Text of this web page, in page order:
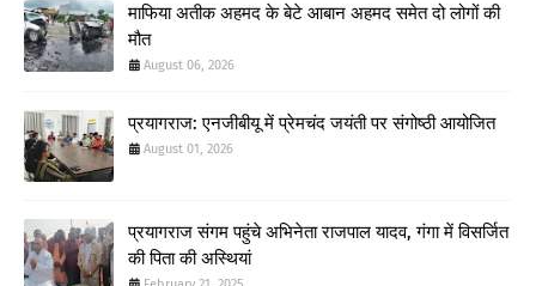
माफिया अतीक अहमद के बेटे आबान अहमद समेत दो लोगों की
मौत
August 06, 2026
प्रयागराज: एनजीबीयू में प्रेमचंद जयंती पर संगोष्ठी आयोजित
August 01, 2026
प्रयागराज संगम पहुंचे अभिनेता राजपाल यादव, गंगा में विसर्जित
की पिता की अस्थियां